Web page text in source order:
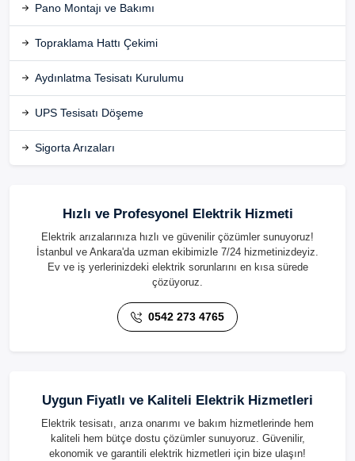
Pano Montajı ve Bakımı
Topraklama Hattı Çekimi
Aydınlatma Tesisatı Kurulumu
UPS Tesisatı Döşeme
Sigorta Arızaları
Hızlı ve Profesyonel Elektrik Hizmeti
Elektrik arızalarınıza hızlı ve güvenilir çözümler sunuyoruz!
İstanbul ve Ankara'da uzman ekibimizle 7/24 hizmetinizdeyiz.
Ev ve iş yerlerinizdeki elektrik sorunlarını en kısa sürede
çözüyoruz.
0542 273 4765
Uygun Fiyatlı ve Kaliteli Elektrik Hizmetleri
Elektrik tesisatı, arıza onarımı ve bakım hizmetlerinde hem
kaliteli hem bütçe dostu çözümler sunuyoruz. Güvenilir,
ekonomik ve garantili elektrik hizmetleri için bize ulaşın!